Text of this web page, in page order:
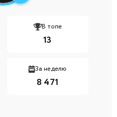
В топе
13
За неделю
8 471